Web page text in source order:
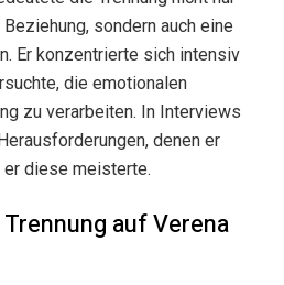
sondern auch eine
Er konzentrierte sich intensiv
die emotionalen
zu verarbeiten. In Interviews
denen er
er diese meisterte.
auf Verena